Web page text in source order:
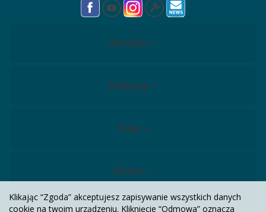
Meridian
Edukacja
Sklep
Biznes
Klikając “Zgoda” akceptujesz zapisywanie wszystkich danych
cookie na twoim urządzeniu. Kliknięcie “Odmowa” oznacza